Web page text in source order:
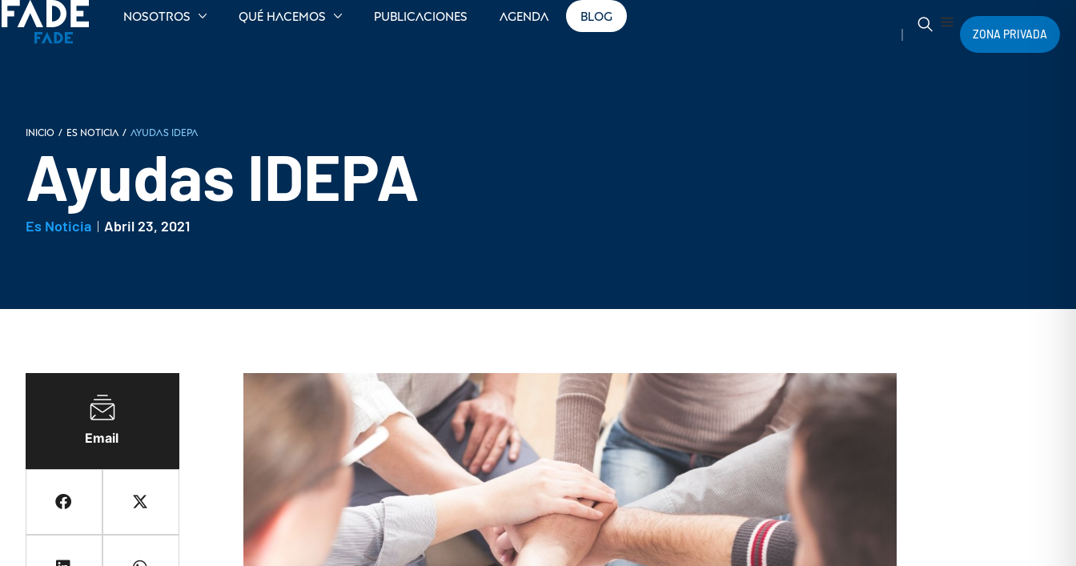
Nosotros Qué hacemos Publicaciones Agenda Blog
ZONA PRIVADA
INICIO / Es noticia / Ayudas IDEPA
Ayudas IDEPA
Es Noticia Abril 23, 2021
Email